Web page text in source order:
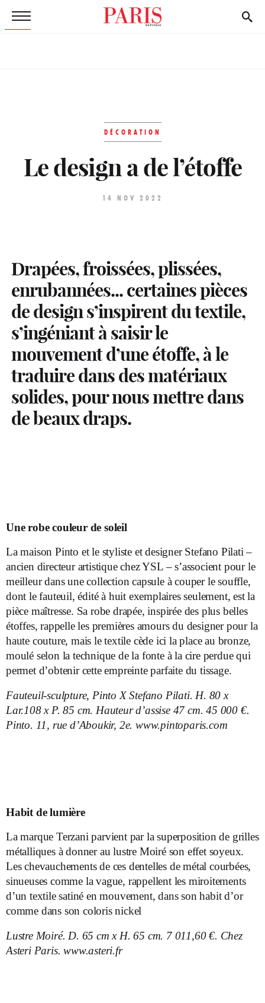
DÉCORATION
Le design a de l’étoffe
14 NOV 2022
Drapées, froissées, plissées,
enrubannées... certaines pièces
de design s’inspirent du textile,
s’ingéniant à saisir le
mouvement d’une étoffe, à le
traduire dans des matériaux
solides, pour nous mettre dans
de beaux draps.
Une robe couleur de soleil
La maison Pinto et le styliste et designer Stefano Pilati –
ancien directeur artistique chez YSL – s’associent pour le
meilleur dans une collection capsule à couper le souffle,
dont le fauteuil, édité à huit exemplaires seulement, est la
pièce maîtresse. Sa robe drapée, inspirée des plus belles
étoffes, rappelle les premières amours du designer pour la
haute couture, mais le textile cède ici la place au bronze,
moulé selon la technique de la fonte à la cire perdue qui
permet d’obtenir cette empreinte parfaite du tissage.
Fauteuil-sculpture, Pinto X Stefano Pilati. H. 80 x
Lar.108 x P. 85 cm. Hauteur d’assise 47 cm. 45 000 €.
Pinto. 11, rue d’Aboukir, 2e. www.pintoparis.com
Habit de lumière
La marque Terzani parvient par la superposition de grilles
métalliques à donner au lustre Moiré son effet soyeux.
Les chevauchements de ces dentelles de métal courbées,
sinueuses comme la vague, rappellent les miroitements
d’un textile satiné en mouvement, dans son habit d’or
comme dans son coloris nickel
Lustre Moiré. D. 65 cm x H. 65 cm. 7 011,60 €. Chez
Asteri Paris. www.asteri.fr